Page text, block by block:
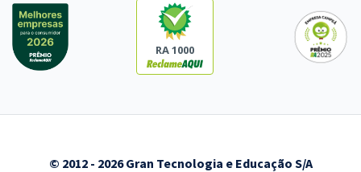
RA 1000
© 2012 - 2026 Gran Tecnologia e Educação S/A